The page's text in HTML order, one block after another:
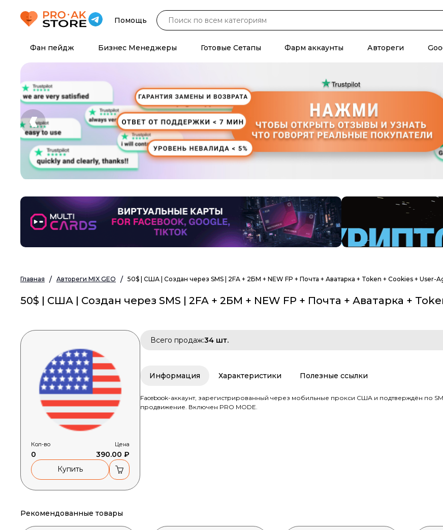
Помощь
Фан пейдж Бизнес Менеджеры Готовые Сетапы Фарм аккаунты Автореги
Главная Автореги MIX GEO 50$ | США | Создан через SMS | 2FA + 2БМ + NEW FP + Почта + Аватарка + Token + Cookies + User-
50$ | США | Создан через SMS | 2FA + 2БМ + NEW FP + Почта + Аватарка +
Кол-во
0
Цена
390.00 ₽
Купить
Всего продаж:34 шт.
Информация
Facebook-аккаунт, зарегистрированный через мобильные прокси США и подтверждён по
продвижение. Включен PRO MODE.
Характеристики Полезные ссылки
Рекомендованные товары